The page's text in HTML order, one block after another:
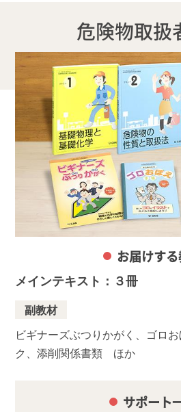
危険物取扱
お届けす
メインテキスト：３冊
副教材
ビギナーズぶつりかがく、ゴロ
ク、添削関係書類 ほか
サポート